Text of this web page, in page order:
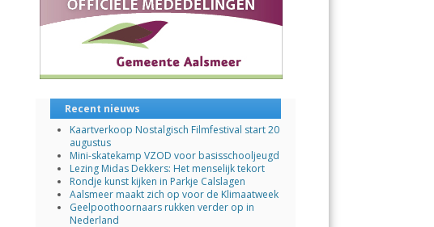
Recent nieuws
Kaartverkoop Nostalgisch Filmfestival start 20
augustus
Mini-skatekamp VZOD voor basisschooljeugd
Lezing Midas Dekkers: Het menselijk tekort
Rondje kunst kijken in Parkje Calslagen
Aalsmeer maakt zich op voor de Klimaatweek
Geelpoothoornaars rukken verder op in
Nederland